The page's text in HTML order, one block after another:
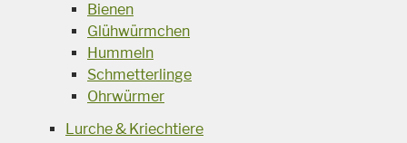
Bienen
Glühwürmchen
Hummeln
Schmetterlinge
Ohrwürmer
Lurche & Kriechtiere